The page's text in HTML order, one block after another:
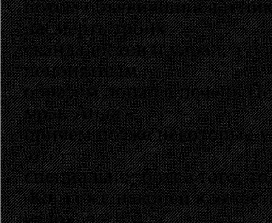
потом объявившийся и
насмерть троих
скандалистов и удрал, а
непонятным
образом попал в печень
мрак Аида -
причем позже некоторые
это
специально; более того,
Когда же наконец